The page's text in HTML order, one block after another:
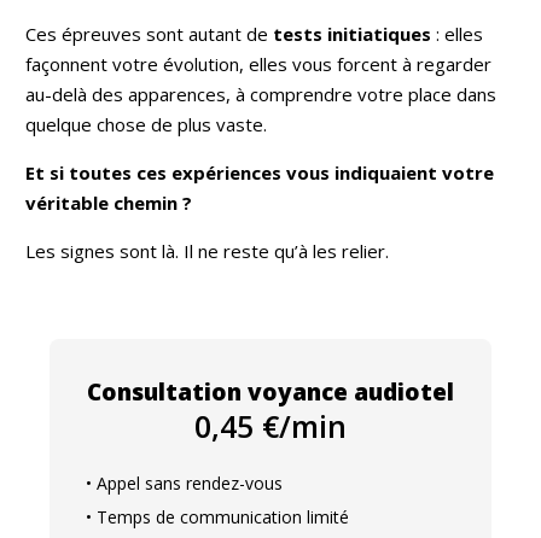
Ces épreuves sont autant de tests initiatiques : elles
façonnent votre évolution, elles vous forcent à regarder
au-delà des apparences, à comprendre votre place dans
quelque chose de plus vaste.
Et si toutes ces expériences vous indiquaient votre
véritable chemin ?
Les signes sont là. Il ne reste qu’à les relier.
Consultation voyance audiotel
0,45 €/min
• Appel sans rendez-vous
• Temps de communication limité